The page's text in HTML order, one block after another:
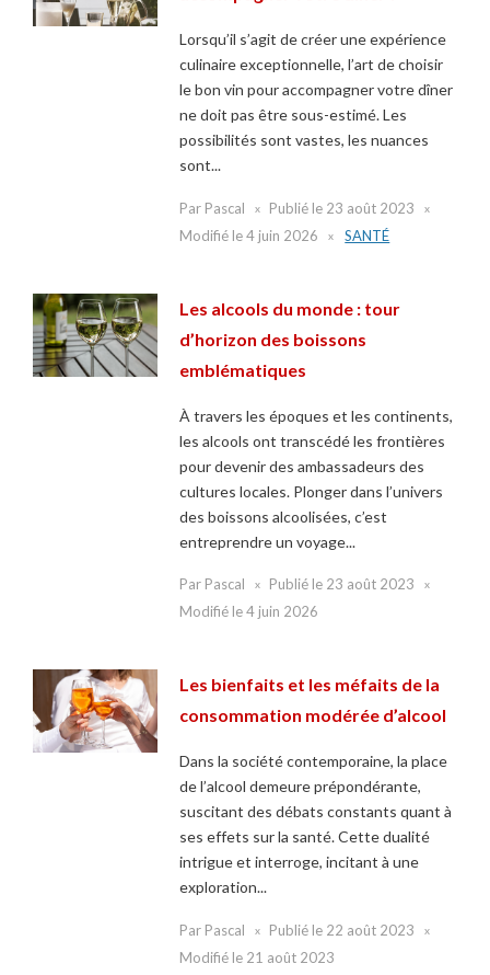
Lorsqu’il s’agit de créer une expérience
culinaire exceptionnelle, l’art de choisir
le bon vin pour accompagner votre dîner
ne doit pas être sous-estimé. Les
possibilités sont vastes, les nuances
sont...
Par Pascal Publié le 23 août 2023
Modifié le4 juin 2026 SANTÉ
Les alcools du monde : tour
d’horizon des boissons
emblématiques
À travers les époques et les continents,
les alcools ont transcédé les frontières
pour devenir des ambassadeurs des
cultures locales. Plonger dans l’univers
des boissons alcoolisées, c’est
entreprendre un voyage...
Par Pascal Publié le 23 août 2023
Modifié le4 juin 2026
Les bienfaits et les méfaits de la
consommation modérée d’alcool
Dans la société contemporaine, la place
de l’alcool demeure prépondérante,
suscitant des débats constants quant à
ses effets sur la santé. Cette dualité
intrigue et interroge, incitant à une
exploration...
Par Pascal Publié le 22 août 2023
Modifié le 21 août 2023